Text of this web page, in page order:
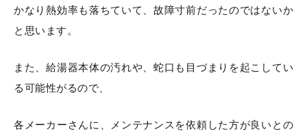
かなり熱効率も落ちていて、故障寸前だったのではないか
と思います。
また、給湯器本体の汚れや、蛇口も目づまりを起こしてい
る可能性がるので、
各メーカーさんに、メンテナンスを依頼した方が良いとの